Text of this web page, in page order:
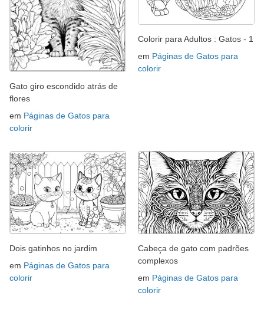
Gato giro escondido atrás de
flores
em Páginas de Gatos para
colorir
Colorir para Adultos : Gatos - 1
em Páginas de Gatos para
colorir
Dois gatinhos no jardim
em Páginas de Gatos para
colorir
Cabeça de gato com padrões
complexos
em Páginas de Gatos para
colorir